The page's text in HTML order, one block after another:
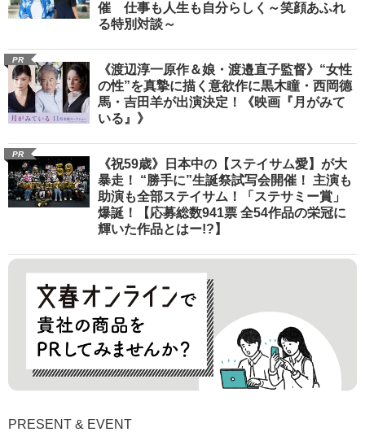
催 仕事も人生も自分らしく～笑顔あふれ
る特別対談～
PR
《渡辺淳一原作＆娘・渡邉直子監督》“女性
の性”を真摯に描く意欲作に黒木瞳・西岡德
馬・吉田羊が出演決定！《映画『月がみて
いる』》
PR
《祝59歳》日本中の【ステイサム愛】が大
暴走！ “勝手に”生誕祭試写会開催！ 主演も
助演も全部ステイサム！「ステサミー賞」
爆誕！【応募総数941票 全54作品の栄冠に
輝いた作品とはー!?】
PRESENT & EVENT